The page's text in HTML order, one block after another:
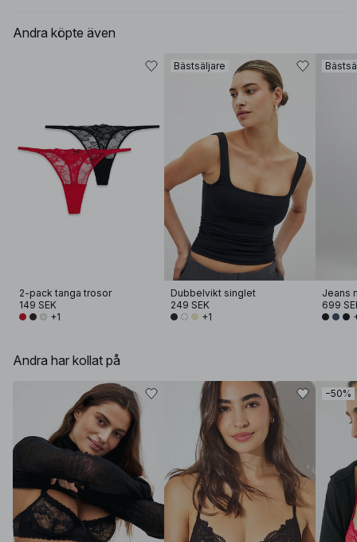
Andra köpte även
2-pack tanga trosor
149 SEK
+1
Bästsäljare
Dubbelvikt singlet
249 SEK
+1
Jeans
699
Andra har kollat på
−50%